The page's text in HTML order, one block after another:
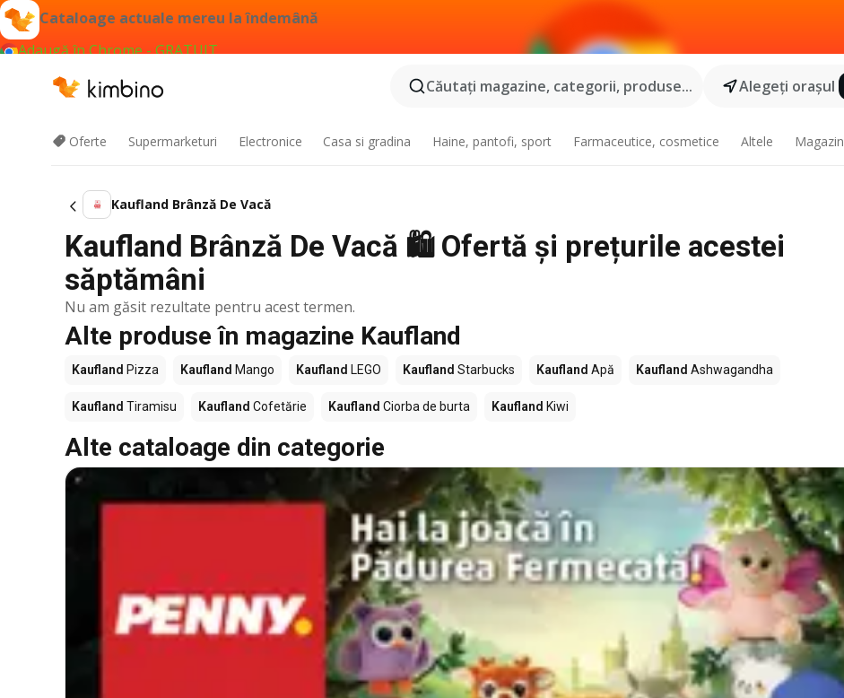
Cataloage actuale mereu la îndemână
Adaugă în Chrome - GRATUIT
Căutaţi magazine, categorii, produse...
Alegeţi oraşul
Oferte Supermarketuri Electronice Casa si gradina Haine, pantofi, sport Farmaceutice, cosmetice Altele Magazin
Kaufland Brânză De Vacă
Kaufland Brânză De Vacă 🛍️ Ofertă și prețurile acestei
săptămâni
Nu am găsit rezultate pentru acest termen.
Alte produse în magazine Kaufland
Kaufland Pizza Kaufland Mango Kaufland LEGO Kaufland Starbucks Kaufland Apă Kaufland Ashwagandha
Kaufland Tiramisu Kaufland Cofetărie Kaufland Ciorba de burta Kaufland Kiwi
Alte cataloage din categorie